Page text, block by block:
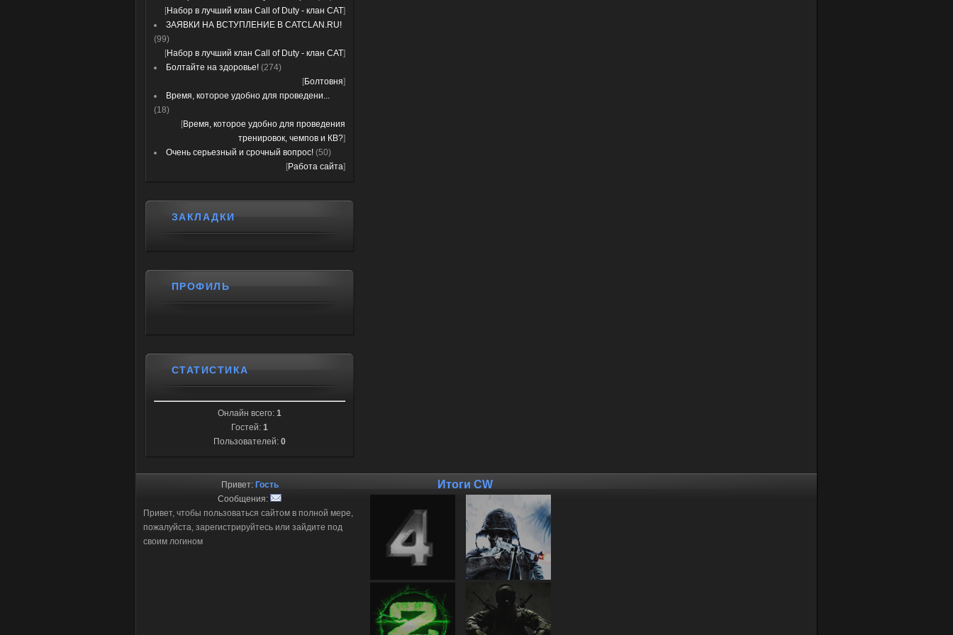
[Набор в лучший клан Call of Duty - клан CAT]
ЗАЯВКИ НА ВСТУПЛЕНИЕ В CATCLAN.RU!
(99)
[Набор в лучший клан Call of Duty - клан CAT]
Болтайте на здоровье! (274)
[Болтовня]
Время, которое удобно для проведени...
(18)
[Время, которое удобно для проведения
тренировок, чемпов и КВ?]
Очень серьезный и срочный вопрос! (50)
[Работа сайта]
ЗАКЛАДКИ
ПРОФИЛЬ
СТАТИСТИКА
Онлайн всего: 1
Гостей: 1
Пользователей: 0
Привет: Гость
Сообщения:
Привет, чтобы пользоваться сайтом в полной мере,
пожалуйста, зарегистрируйтесь или зайдите под
своим логином
Итоги CW